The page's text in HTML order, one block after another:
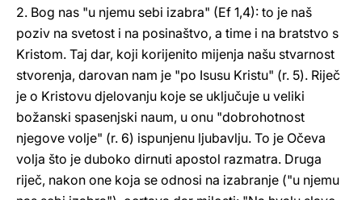
2. Bog nas "u njemu sebi izabra" (Ef 1,4): to je naš
poziv na svetost i na posinaštvo, a time i na bratstvo s
Kristom. Taj dar, koji korijenito mijenja našu stvarnost
stvorenja, darovan nam je "po Isusu Kristu" (r. 5). Riječ
je o Kristovu djelovanju koje se uključuje u veliki
božanski spasenjski naum, u onu "dobrohotnost
njegove volje" (r. 6) ispunjenu ljubavlju. To je Očeva
volja što je duboko dirnuti apostol razmatra. Druga
riječ, nakon one koja se odnosi na izabranje ("u njemu